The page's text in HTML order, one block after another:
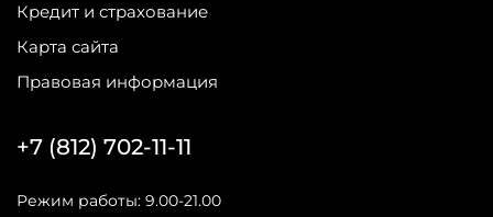
Кредит и страхование
Карта сайта
Правовая информация
+7 (812) 702-11-11
Режим работы: 9.00-21.00